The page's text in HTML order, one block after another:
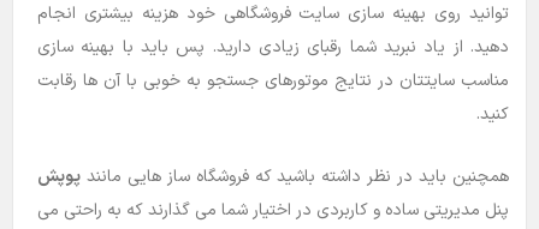
توانید روی بهینه سازی سایت فروشگاهی خود هزینه بیشتری انجام
دهید. از یاد نبرید شما رقبای زیادی دارید. پس باید با بهینه سازی
مناسب سایتتان در نتایج موتورهای جستجو به خوبی با آن ها رقابت
کنید.
همچنین باید در نظر داشته باشید که فروشگاه ساز هایی مانند پوپش
پنل مدیریتی ساده و کاربردی در اختیار شما می گذارند که به راحتی می